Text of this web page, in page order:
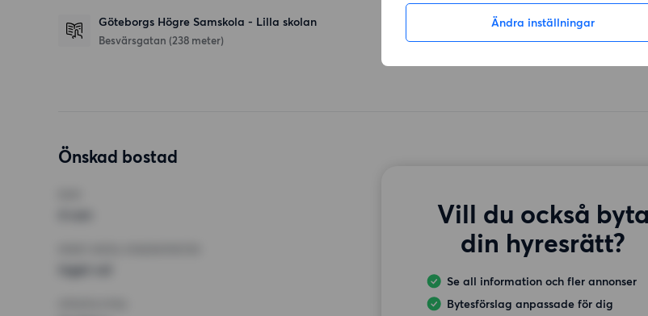
Ändra inställningar
Göteborgs Högre Samskola - Lilla skolan
Besvärsgatan (238 meter)
Skol-godis
Molinsgatan
Önskad bostad
Vill du också byta
din hyresrätt?
Se all information och fler annonser
Bytesförslag anpassade för dig